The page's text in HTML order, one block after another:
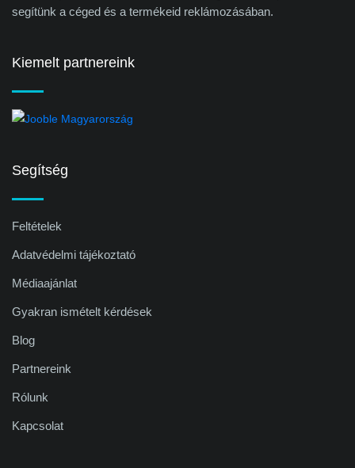
segítünk a céged és a termékeid reklámozásában.
Kiemelt partnereink
Segítség
Feltételek
Adatvédelmi tájékoztató
Médiaajánlat
Gyakran ismételt kérdések
Blog
Partnereink
Rólunk
Kapcsolat